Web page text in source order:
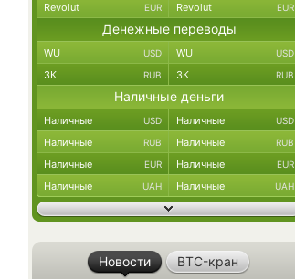
Revolut EUR Revolut EUR
Денежные переводы
WU USD WU USD
ЗК RUB ЗК RUB
Наличные деньги
Наличные USD Наличные USD
Наличные RUB Наличные RUB
Наличные EUR Наличные EUR
Наличные UAH Наличные UAH
Новости BTC-кран